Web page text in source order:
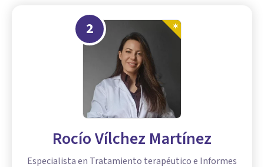
2
Rocío Vílchez Martínez
Especialista en Tratamiento terapéutico e Informes